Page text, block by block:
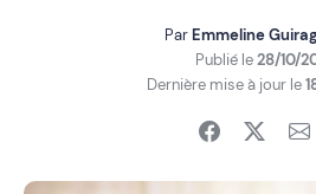
ParEmmeline
Publié le28/10/
Dernière mise à jour le